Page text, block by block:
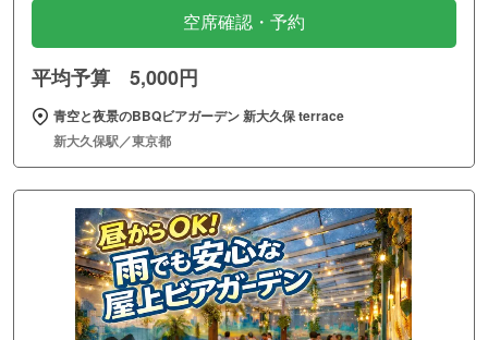
空席確認・予約
平均予算 5,000円
青空と夜景のBBQビアガーデン 新大久保 terrace
新大久保駅／東京都